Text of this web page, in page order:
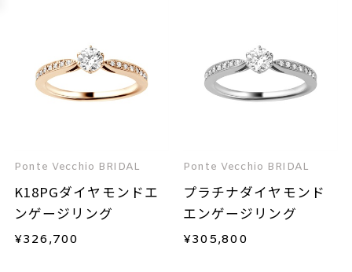
Ponte Vecchio BRIDAL
K18PGダイヤモンドエ
ンゲージリング
¥326,700
Ponte Vecchio BRIDAL
プラチナダイヤモンド
エンゲージリング
¥305,800